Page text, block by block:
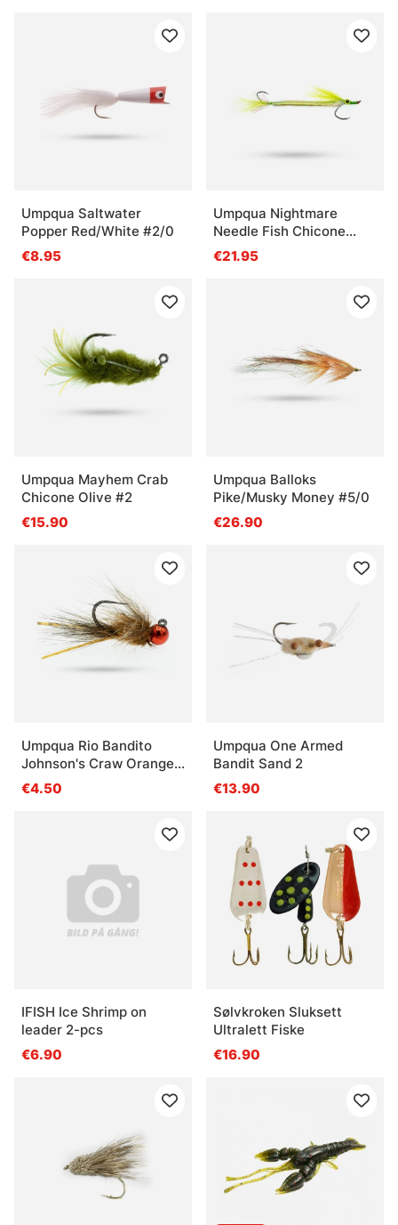
Umpqua Saltwater
Popper Red/White #2/0
€8.95
Umpqua Nightmare
Needle Fish Chicone
#2/0 - #2
€21.95
Umpqua Mayhem Crab
Chicone Olive #2
€15.90
Umpqua Balloks
Pike/Musky Money #5/0
€26.90
Umpqua Rio Bandito
Johnson's Craw Orange
#12
€4.50
Umpqua One Armed
Bandit Sand 2
€13.90
IFISH Ice Shrimp on
leader 2-pcs
€6.90
Sølvkroken Sluksett
Ultralett Fiske
€16.90